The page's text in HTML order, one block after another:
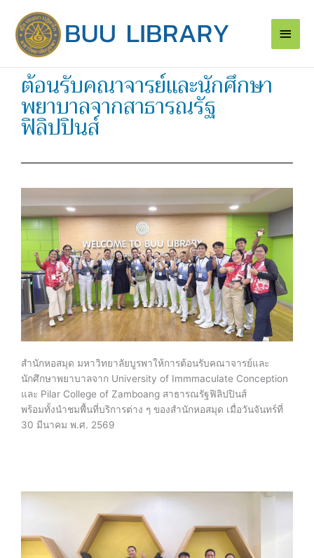
content
Main
ต้อนรับคณาจารย์และนักศึกษา
พยาบาลจากสาธารณรัฐ
ฟิลิปปินส์
สำนักหอสมุด มหาวิทยาลัยบูรพาให้การต้อนรับคณาจารย์และ
นักศึกษาพยาบาลจาก University of Immmaculate Conception
และ Pilar College of Zamboang สาธารณรัฐฟิลิปปินส์
พร้อมทั้งนำชมพื้นที่บริการต่าง ๆ ของสำนักหอสมุด เมื่อวันจันทร์ที่
30 มีนาคม พ.ศ. 2569